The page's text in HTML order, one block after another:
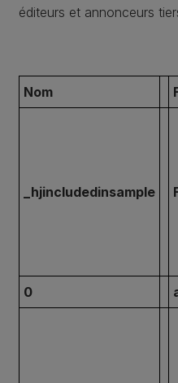
éditeurs et annonceurs
Nom
_hjincludedinsample
0